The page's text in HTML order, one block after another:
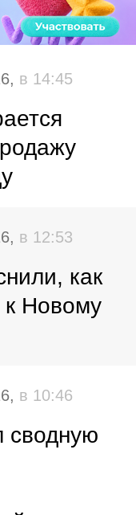
в 14:45
в 12:53
как
к Новому
в 10:46
сводную